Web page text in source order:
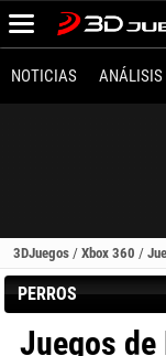
NOTICIAS ANÁLISIS
3DJuegos / Xbox 360 /
PERROS
Juegos de